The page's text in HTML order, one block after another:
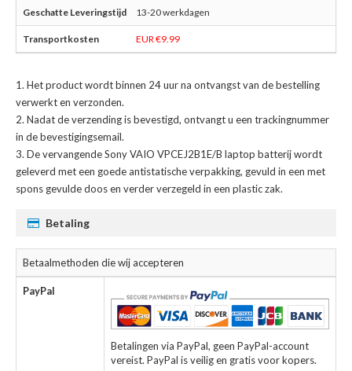
13-20 werkdagen
EUR €9.99
Het product wordt binnen 24 uur na ontvangst van de bestelling
verwerkt en verzonden.
Nadat de verzending is bevestigd, ontvangt u een trackingnummer
in de bevestigingsemail.
Devervangende Sony VAIO VPCEJ2B1E/B laptop batterijwordt
geleverd met een goede antistatische verpakking, gevuld in een met
spons gevulde doos en verder verzegeld in een plastic zak.
Betaling
Betaalmethoden die wij accepteren
PayPal
Betalingen via PayPal, geen PayPal-account
vereist. PayPal is veilig en gratis voor kopers.